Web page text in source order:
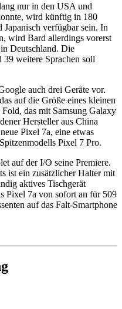
nur in den USA und
wird künftig in 180
verfügbar sein. In
wird Bard allerdings vorerst
Deutschland. Die
39 weitere Sprachen soll
auch drei Geräte vor.
auf die Größe eines kleinen
das mit Samsung Galaxy
Hersteller aus China
Pixel 7a, eine etwas
Pixel 7 Pro.
auf der I/O seine Premiere.
ist ein zusätzlicher Halter mit
aktives Tischgerät
Pixel 7a von sofort an für 509
auf das Falt-Smartphone